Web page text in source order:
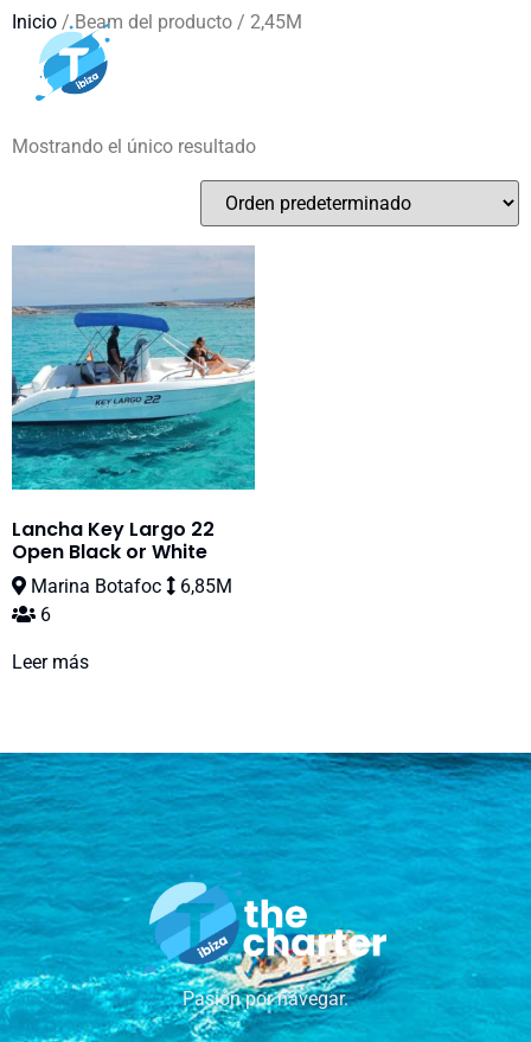
Inicio / Beam del producto / 2,45M
2,45M
Mostrando el único resultado
Lancha Key Largo 22
Open Black or White
Marina Botafoc
6,85M
6
Leer más
Pasión por navegar.